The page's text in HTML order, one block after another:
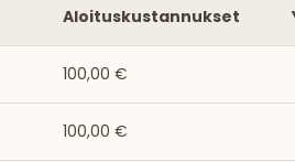
Aloituskustannukset
100,00 €
100,00 €